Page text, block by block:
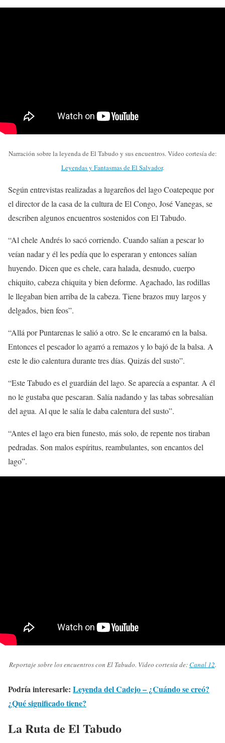
Narración sobre la leyenda de El Tabudo y sus encuentros. Vídeo cortesía de:
Leyendas y Fantasmas de El Salvador.
Según entrevistas realizadas a lugareños del lago Coatepeque por
el director de la casa de la cultura de El Congo, José Vanegas, se
describen algunos encuentros sostenidos con El Tabudo.
“Al chele Andrés lo sacó corriendo. Cuando salían a pescar lo
veían nadar y él les pedía que lo esperaran y entonces salían
huyendo. Dicen que es chele, cara halada, desnudo, cuerpo
chiquito, cabeza chiquita y bien deforme. Agachado, las rodillas
le llegaban bien arriba de la cabeza. Tiene brazos muy largos y
delgados, bien feos”.
“Allá por Puntarenas le salió a otro. Se le encaramó en la balsa.
Entonces el pescador lo agarró a remazos y lo bajó de la balsa. A
este le dio calentura durante tres días. Quizás del susto”.
“Este Tabudo es el guardián del lago. Se aparecía a espantar. A él
no le gustaba que pescaran. Salía nadando y las tabas sobresalían
del agua. Al que le salía le daba calentura del susto”.
“Antes el lago era bien funesto, más solo, de repente nos tiraban
pedradas. Son malos espíritus, reambulantes, son encantos del
lago”.
Reportaje sobre los encuentros con El Tabudo. Vídeo cortesía de:Canal 12.
Podría interesarle: Leyenda del Cadejo – ¿Cuándo se creó?
¿Qué significado tiene?
La Ruta de El Tabudo